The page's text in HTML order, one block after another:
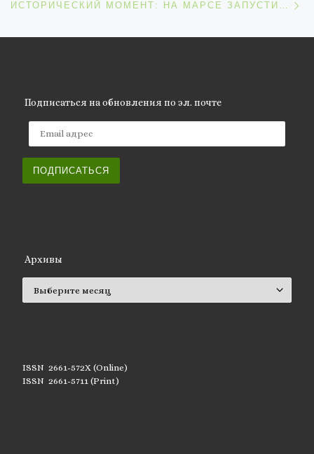
ИСТОРИЧЕСКИЙ МОМЕНТ: НА МАРСЕ ЗАПУСТИЛИ ВЕРТОЛЕТ INGENUITY
Подписаться на обновления по эл. почте
ПОДПИСАТЬСЯ
Архивы
ISSN 2661-572X (Online)
ISSN 2661-5711 (Print)